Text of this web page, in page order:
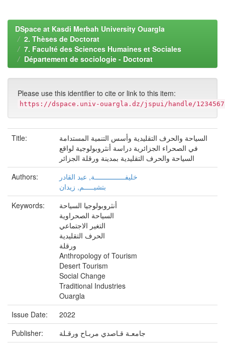
DSpace at Kasdi Merbah University Ouargla
2. Thèses de Doctorat
7. Faculté des Sciences Humaines et Sociales
Département de sociologie - Doctorat
Please use this identifier to cite or link to this item:
https://dspace.univ-ouargla.dz/jspui/handle/
Title:
السياحة والحرف التقليدية وأسس التنمية المستدامة
في الصحراء الجزائرية دراسة أنثروبولوجية لواقع
السياحة والحرف التقليدية بمدينة ورقلة الجزائر
Authors:
خليفـــــــــــــــة, عبد القادر
بتشيـــــم, زيدان
Keywords:
أنثروبولوجيا السياحة
السياحة الصحراوية
التغير الاجتماعي
الحرف التقليدية
ورقلة
Anthropology of Tourism
Desert Tourism
Social Change
Traditional Industries
Ouargla
Issue Date:
2022
Publisher:
جامعـة قـاصدي مربـاح ورقـلة